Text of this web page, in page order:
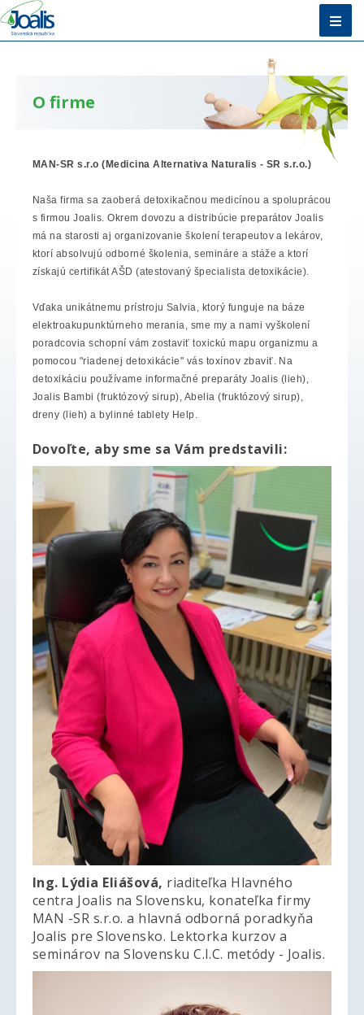
Metóda
Vzdelávanie
O nás + Kontakty
Poradňa
O firme
MAN-SR s.r.o (Medicina Alternativa Naturalis - SR s.r.o.)
Naša firma sa zaoberá detoxikačnou medicínou a spoluprácou
s firmou Joalis. Okrem dovozu a distribúcie preparátov Joalis
má na starosti aj organizovanie školení terapeutov a lekárov,
ktorí absolvujú odborné školenia, semináre a stáže a ktorí
získajú certifikát AŠD (atestovaný špecialista detoxikácie).
Vďaka unikátnemu prístroju Salvia, ktorý funguje na báze
elektroakupunktúrneho merania, sme my a nami vyškolení
poradcovia schopní vám zostaviť toxickú mapu organizmu a
pomocou "riadenej detoxikácie" vás toxínov zbaviť. Na
detoxikáciu používame informačné preparáty Joalis (lieh),
Joalis Bambi (fruktózový sirup), Abelia (fruktózový sirup),
dreny (lieh) a bylinné tablety Help.
Dovoľte, aby sme sa Vám predstavili:
Ing. Lýdia Eliášová, riaditeľka Hlavného
centra Joalis na Slovensku, konateľka firmy
MAN -SR s.r.o. a hlavná odborná poradkyňa
Joalis pre Slovensko. Lektorka kurzov a
seminárov na Slovensku C.I.C. metódy - Joalis.